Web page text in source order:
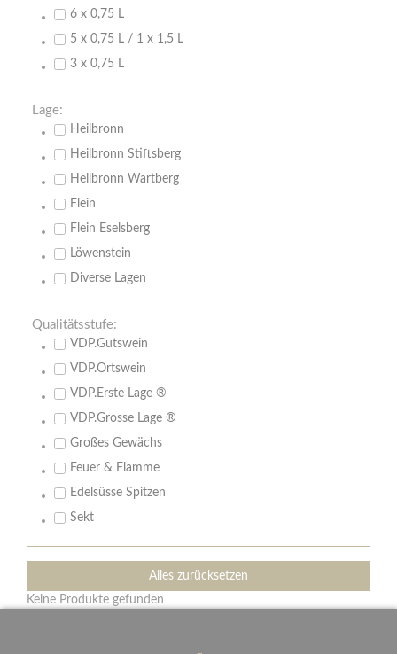
6 x 0,75 L
5 x 0,75 L / 1 x 1,5 L
3 x 0,75 L
Lage:
Heilbronn
Heilbronn Stiftsberg
Heilbronn Wartberg
Flein
Flein Eselsberg
Löwenstein
Diverse Lagen
Qualitätsstufe:
VDP.Gutswein
VDP.Ortswein
VDP.Erste Lage ®
VDP.Grosse Lage ®
Großes Gewächs
Feuer & Flamme
Edelsüsse Spitzen
Sekt
Alles zurücksetzen
Keine Produkte gefunden